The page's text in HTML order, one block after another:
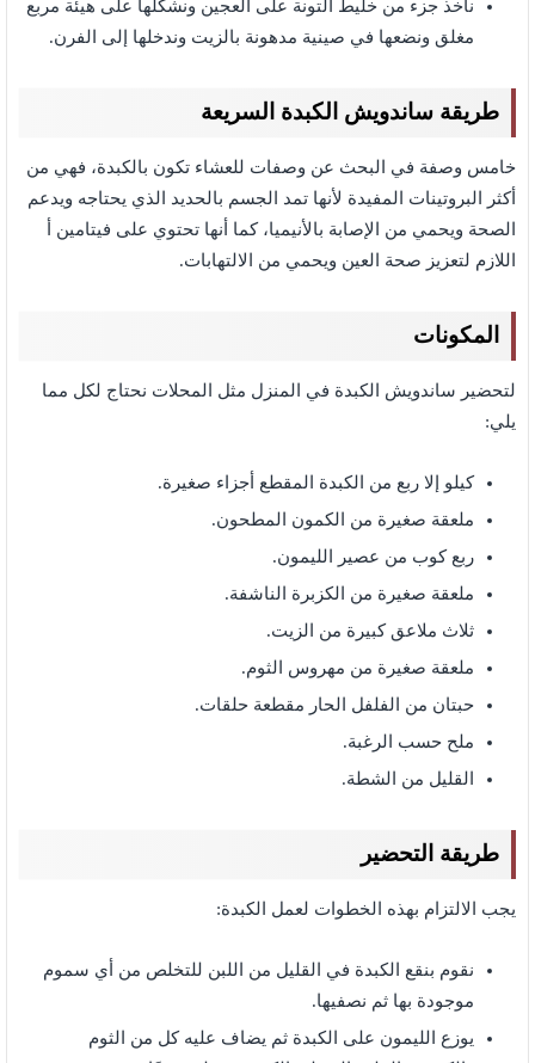
نأخذ جزء من خليط التونة على العجين ونشكلها على هيئة مربع
مغلق ونضعها في صينية مدهونة بالزيت وندخلها إلى الفرن.
طريقة ساندويش الكبدة السريعة
خامس وصفة في البحث عن وصفات للعشاء تكون بالكبدة، فهي من
أكثر البروتينات المفيدة لأنها تمد الجسم بالحديد الذي يحتاجه ويدعم
الصحة ويحمي من الإصابة بالأنيميا، كما أنها تحتوي على فيتامين أ
اللازم لتعزيز صحة العين ويحمي من الالتهابات.
المكونات
لتحضير ساندويش الكبدة في المنزل مثل المحلات نحتاج لكل مما
يلي:
كيلو إلا ربع من الكبدة المقطع أجزاء صغيرة.
ملعقة صغيرة من الكمون المطحون.
ربع كوب من عصير الليمون.
ملعقة صغيرة من الكزبرة الناشفة.
ثلاث ملاعق كبيرة من الزيت.
ملعقة صغيرة من مهروس الثوم.
حبتان من الفلفل الحار مقطعة حلقات.
ملح حسب الرغبة.
القليل من الشطة.
طريقة التحضير
يجب الالتزام بهذه الخطوات لعمل الكبدة:
نقوم بنقع الكبدة في القليل من اللبن للتخلص من أي سموم
موجودة بها ثم نصفيها.
يوزع الليمون على الكبدة ثم يضاف عليه كل من الثوم